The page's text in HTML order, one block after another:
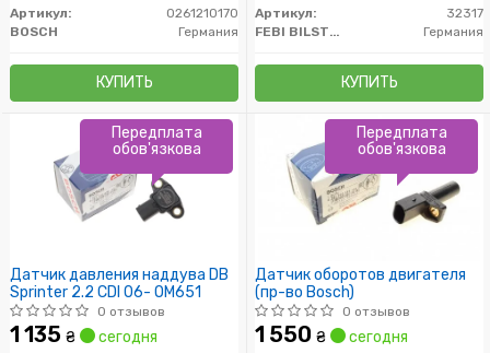
Артикул:
0261210170
BOSCH
Германия
КУПИТЬ
Артикул:
32317
FEBI BILSTEIN
Германия
КУПИТЬ
Датчик давления наддува DB
Sprinter 2.2 CDI 06- OM651
0 отзывов
1 135 ₴ сегодня
Передплата
обов'язкова
Датчик оборотов двигателя
(пр-во Bosch)
0 отзывов
1 550 ₴ сегодня
Передплата
обов'язкова